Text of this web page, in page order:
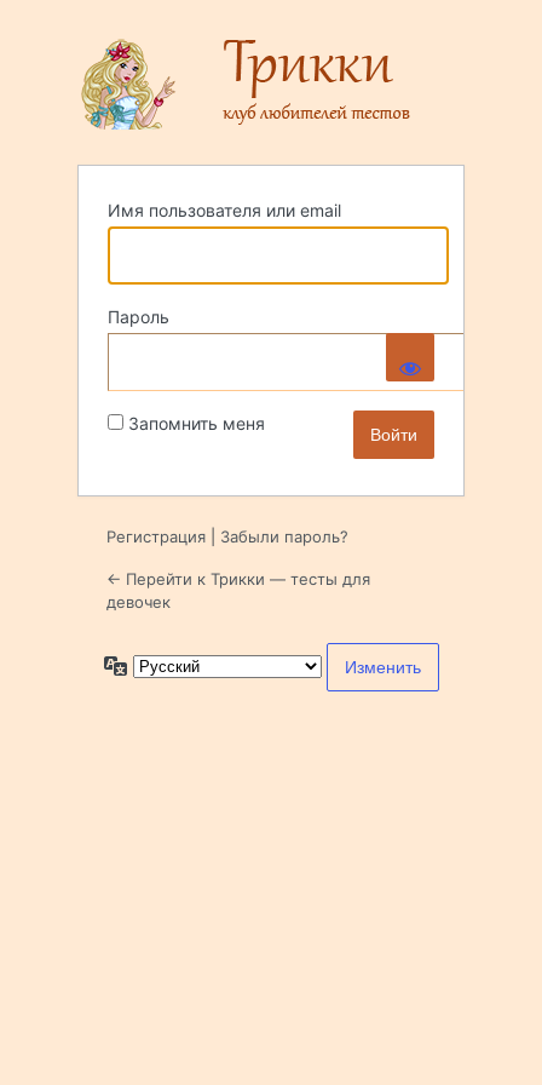
Имя пользователя или email
Пароль
Запомнить меня
Регистрация Забыли пароль?
← Перейти к Трикки — тесты для
девочек
Язык